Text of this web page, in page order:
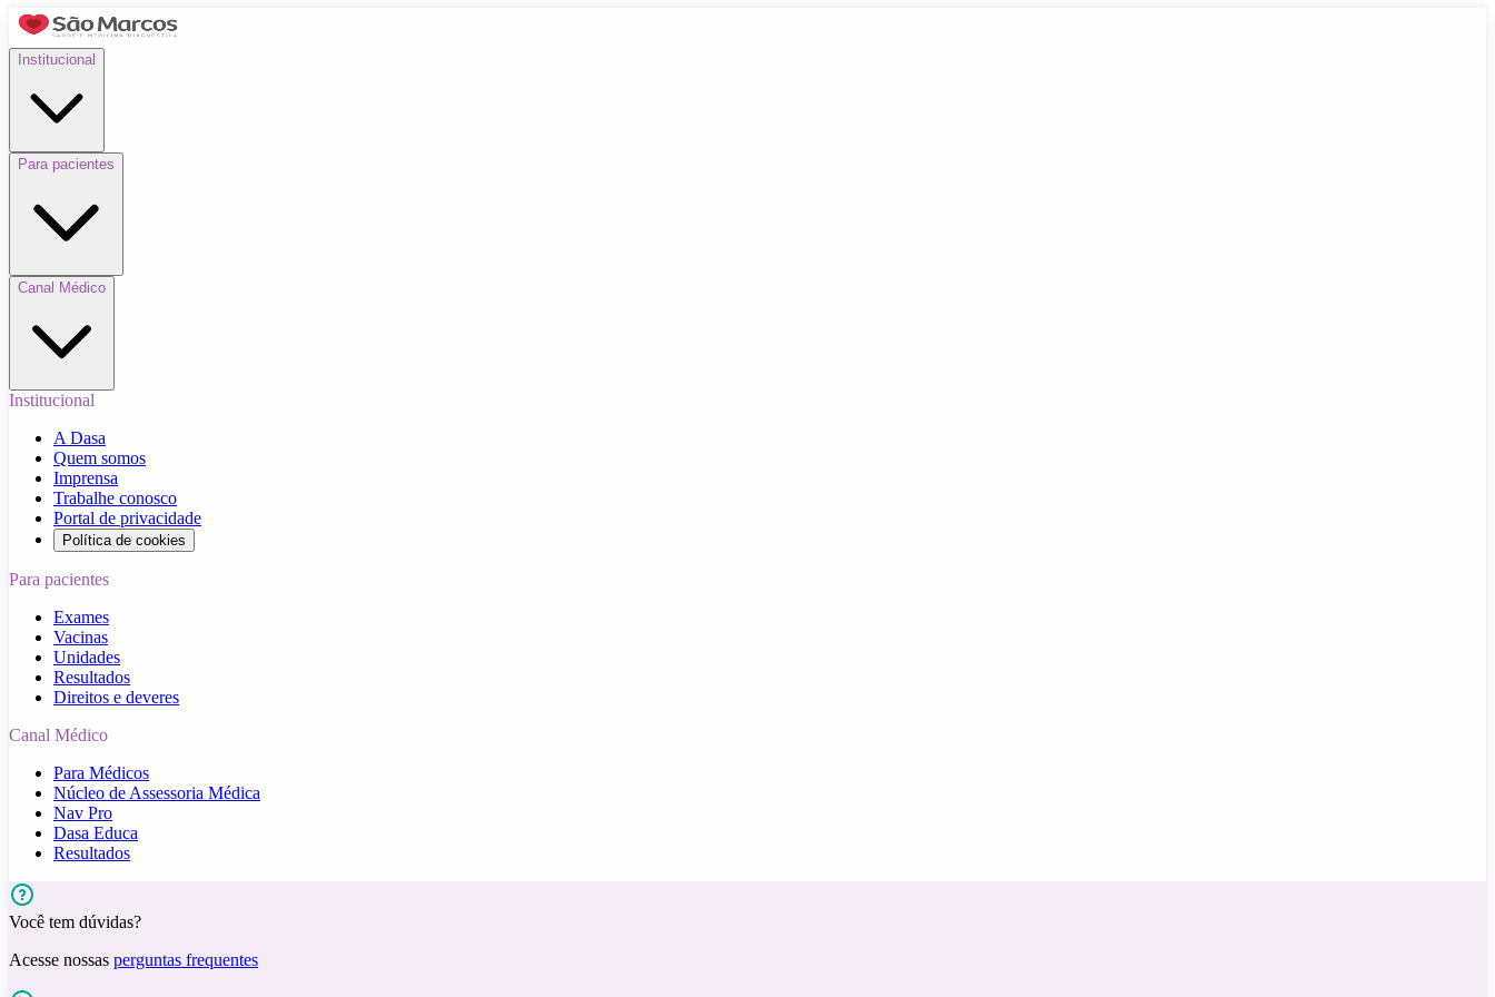
Institucional
Para pacientes
Canal Médico
Institucional
A Dasa
Quem somos
Imprensa
Trabalhe conosco
Portal de privacidade
Política de cookies
Para pacientes
Exames
Vacinas
Unidades
Resultados
Direitos e deveres
Canal Médico
Para Médicos
Núcleo de Assessoria Médica
Nav Pro
Dasa Educa
Resultados
Você tem dúvidas?
Acesse nossas perguntas frequentes